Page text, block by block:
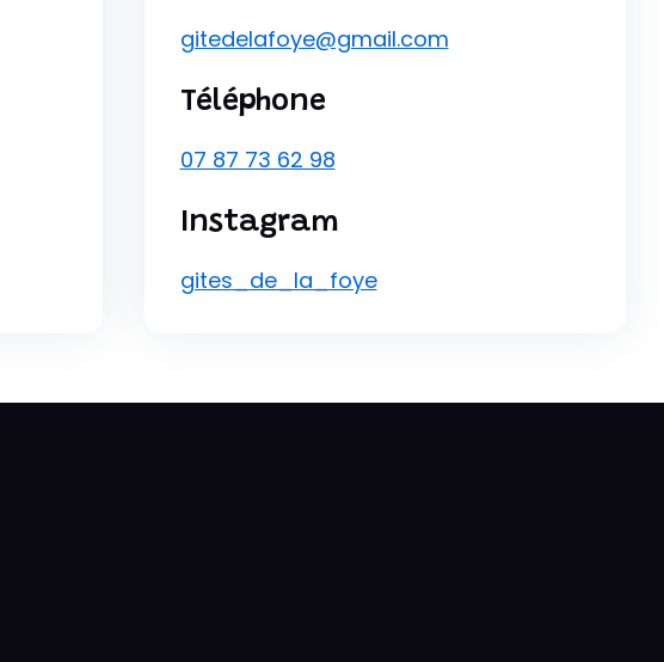
gitedelafoye@gmail.com
Téléphone
07 87 73 62 98
Instagram
gites_de_la_foye